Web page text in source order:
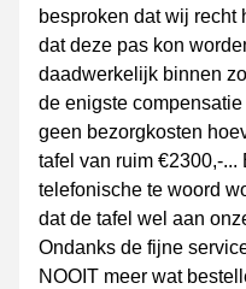
besproken dat wij recht
dat deze pas kon
daadwerkelijk binnen
de enigste
geen bezorgkosten
tafel van ruim €2300,-...
telefonische te woord
dat de tafel wel aan
Ondanks de fijne
NOOIT meer wat